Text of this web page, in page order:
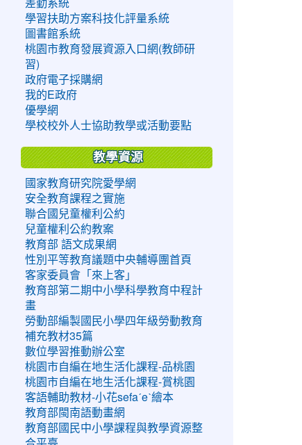
差勤系統
學習扶助方案科技化評量系統
圖書館系統
桃園市教育發展資源入口網(教師研
習)
政府電子採購網
我的E政府
優學網
學校校外人士協助教學或活動要點
教學資源
國家教育研究院愛學網
安全教育課程之實施
聯合國兒童權利公約
兒童權利公約教案
教育部 語文成果網
性別平等教育議題中央輔導團首頁
客家委員會「來上客」
教育部第二期中小學科學教育中程計
畫
勞動部編製國民小學四年級勞動教育
補充教材35篇
數位學習推動辦公室
桃園市自編在地生活化課程-品桃園
桃園市自編在地生活化課程-賞桃園
客語輔助教材-小花sefaˊeˋ繪本
教育部閩南語動畫網
教育部國民中小學課程與教學資源整